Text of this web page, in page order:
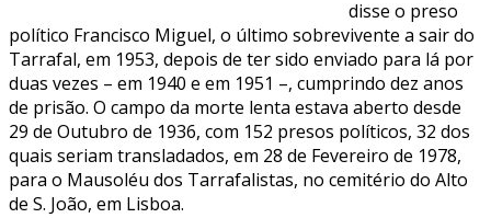
disse o preso
político Francisco Miguel, o último sobrevivente a sair do
Tarrafal, em 1953, depois de ter sido enviado para lá por
duas vezes – em 1940 e em 1951 –, cumprindo dez anos
de prisão. O campo da morte lenta estava aberto desde
29 de Outubro de 1936, com 152 presos políticos, 32 dos
quais seriam transladados, em 28 de Fevereiro de 1978,
para o Mausoléu dos Tarrafalistas, no cemitério do Alto
de S. João, em Lisboa.